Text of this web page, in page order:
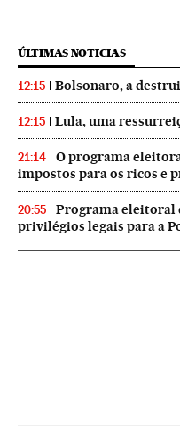
ÚLTIMAS NOTICIAS
12:15 Bolsonaro, a
12:15 Lula, uma
21:14
O programa
impostos para os ricos e
20:55
Programa eleitoral
privilégios legais para a